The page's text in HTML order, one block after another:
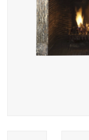
Vloeren - Steen, Terra
& Marmer